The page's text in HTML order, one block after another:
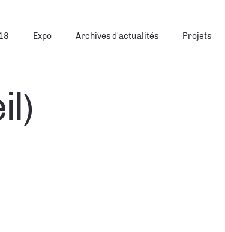
Expo Archives d'actualités Projets